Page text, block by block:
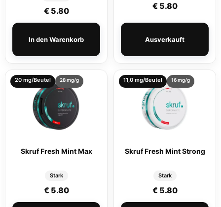
€ 5.80
In den Warenkorb
€ 5.80
Ausverkauft
20 mg/Beutel 28 mg/g
Skruf Fresh Mint Max
Stark
€ 5.80
11,0 mg/Beutel 16 mg/g
Skruf Fresh Mint Strong
Stark
€ 5.80